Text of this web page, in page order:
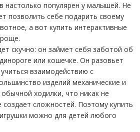
настолько популярен у малышей. Не
позволить себе подарить своему
а вот купить интерактивные
скучно: он займет себя заботой об
или кошечке. Он разовьет
взаимодействию с
изделий механические и
ходилки, что никак не
сложностей. Поэтому купить
можно для детей любого